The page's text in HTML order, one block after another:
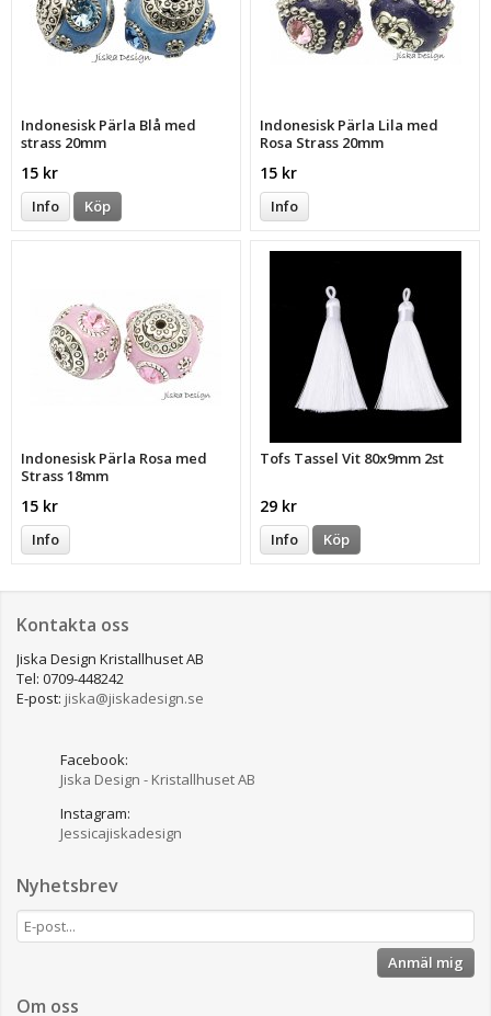
Indonesisk Pärla Blå med
strass 20mm
15 kr
Info Köp
Indonesisk Pärla Lila med
Rosa Strass 20mm
15 kr
Info
Indonesisk Pärla Rosa med
Strass 18mm
15 kr
Info
Tofs Tassel Vit 80x9mm 2st
29 kr
Info Köp
Kontakta oss
Jiska Design Kristallhuset AB
Tel: 0709-448242
E-post: jiska@jiskadesign.se
Facebook:
Jiska Design - Kristallhuset AB
Instagram:
Jessicajiskadesign
Nyhetsbrev
Anmäl mig
Om oss